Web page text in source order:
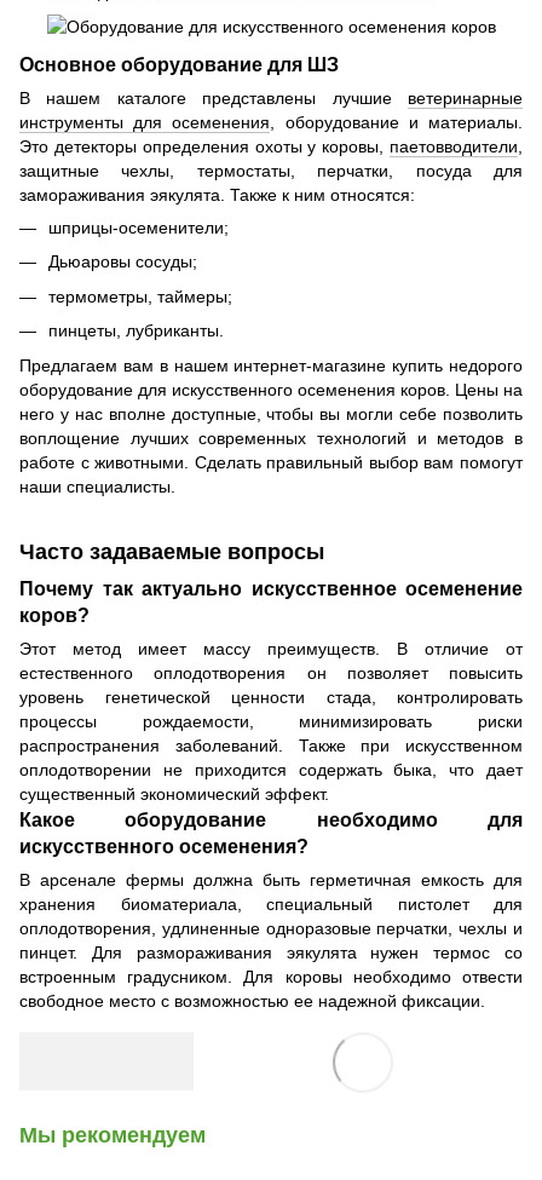
Основное оборудование для ШЗ
В нашем каталоге представлены лучшие ветеринарные
инструменты для осеменения , оборудование и материалы.
Это детекторы определения охоты у коровы, паетовводители
защитные чехлы, термостаты, перчатки, посуда для
замораживания эякулята. Также к ним относятся:
шприцы-осеменители;
Дьюаровы сосуды;
термометры, таймеры;
пинцеты, лубриканты.
Предлагаем вам в нашем интернет-магазине купить недорого
оборудование для искусственного осеменения коров. Цены на
него у нас вполне доступные, чтобы вы могли себе позволить
воплощение лучших современных технологий и методов в
работе с животными. Сделать правильный выбор вам помогут
наши специалисты.
Часто задаваемые вопросы
Почему так актуально искусственное осеменение
коров?
Этот метод имеет массу преимуществ. В отличие от
естественного оплодотворения он позволяет повысить
уровень генетической ценности стада, контролировать
процессы рождаемости, минимизировать риски
распространения заболеваний. Также при искусственном
оплодотворении не приходится содержать быка, что дает
существенный экономический эффект.
Какое оборудование необходимо для
искусственного осеменения?
В арсенале фермы должна быть герметичная емкость для
хранения биоматериала, специальный пистолет для
оплодотворения, удлиненные одноразовые перчатки, чехлы и
пинцет. Для размораживания эякулята нужен термос со
встроенным градусником. Для коровы необходимо отвести
свободное место с возможностью ее надежной фиксации.
Мы рекомендуем